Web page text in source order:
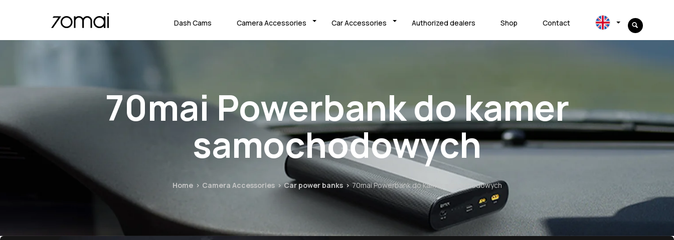
Dash Cams Camera Accessories Car Accessories Authorized dealers Shop Contact
70mai Powerbank do kamer
samochodowych
Home Camera Accessories Car power banks 70mai Powerbank do kamer samochodowych